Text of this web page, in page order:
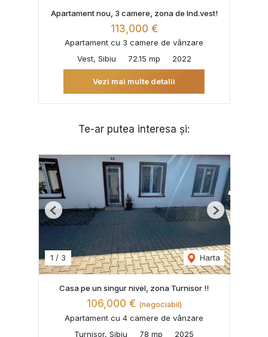
Apartament nou, 3 camere, zona de Ind.vest!
113,000 €
Apartament cu 3 camere de vânzare
Vest, Sibiu
72.15 mp 2022
Vezi mai multe detalii
Te-ar putea interesa și:
1 / 3 Harta
Previous Next
Casa pe un singur nivel, zona Turnisor !!
106,000 € (negociabil)
Apartament cu 4 camere de vânzare
Turnisor, Sibiu
78 mp 2025